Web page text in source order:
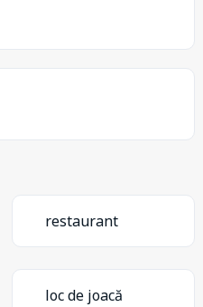
restaurant
loc de joacă